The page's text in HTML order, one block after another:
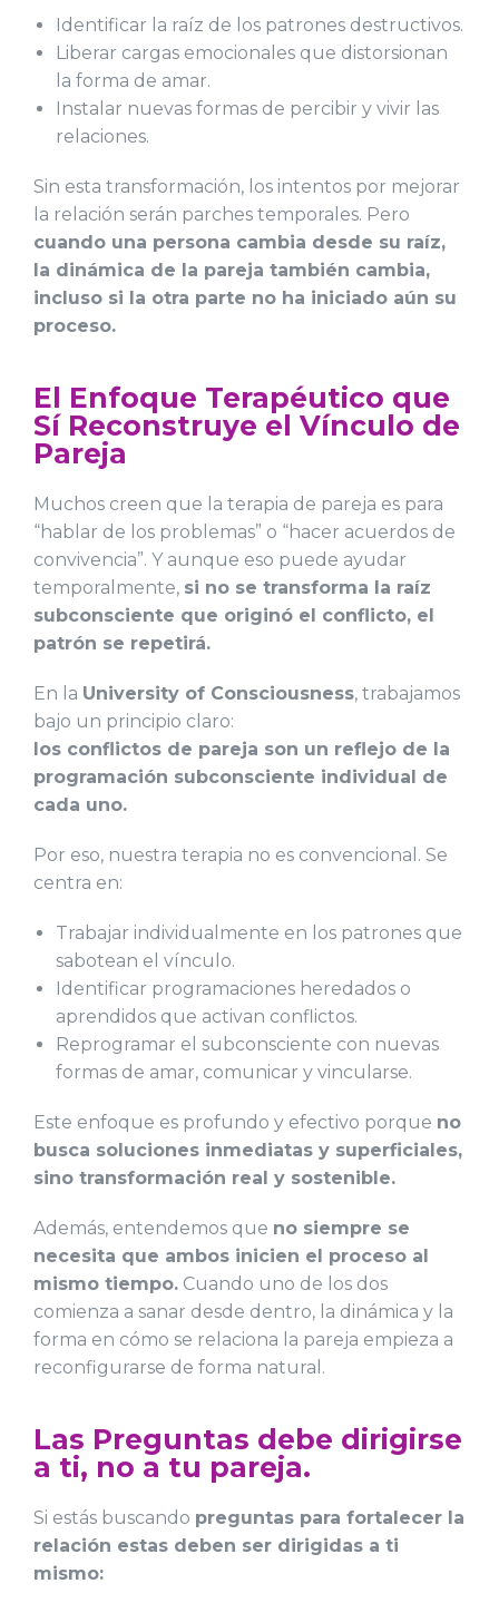
Identificar la raíz de los patrones destructivos.
Liberar cargas emocionales que distorsionan
la forma de amar.
Instalar nuevas formas de percibir y vivir las
relaciones.
Sin esta transformación, los intentos por mejorar
la relación serán parches temporales. Pero
cuando una persona cambia desde su raíz,
la dinámica de la pareja también cambia,
incluso si la otra parte no ha iniciado aún su
proceso.
El Enfoque Terapéutico que
Sí Reconstruye el Vínculo de
Pareja
Muchos creen que la terapia de pareja es para
“hablar de los problemas” o “hacer acuerdos de
convivencia”. Y aunque eso puede ayudar
temporalmente, si no se transforma la raíz
subconsciente que originó el conflicto, el
patrón se repetirá.
En la University of Consciousness, trabajamos
bajo un principio claro:
los conflictos de pareja son un reflejo de la
programación subconsciente individual de
cada uno.
Por eso, nuestra terapia no es convencional. Se
centra en:
Trabajar individualmente en los patrones que
sabotean el vínculo.
Identificar programaciones heredados o
aprendidos que activan conflictos.
Reprogramar el subconsciente con nuevas
formas de amar, comunicar y vincularse.
Este enfoque es profundo y efectivo porque no
busca soluciones inmediatas y superficiales,
sino transformación real y sostenible.
Además, entendemos que no siempre se
necesita que ambos inicien el proceso al
mismo tiempo. Cuando uno de los dos
comienza a sanar desde dentro, la dinámica y la
forma en cómo se relaciona la pareja empieza a
reconfigurarse de forma natural.
Las Preguntas debe dirigirse
a ti, no a tu pareja.
Si estás buscando preguntas para fortalecer la
relación estas deben ser dirigidas a ti
mismo: